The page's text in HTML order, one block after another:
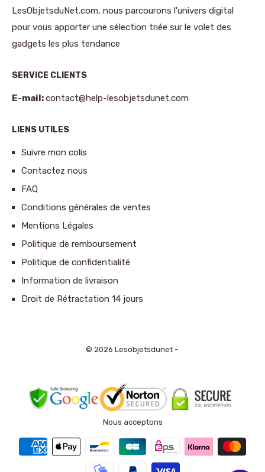
LesObjetsduNet.com, nous parcourons l'univers digital
pour vous apporter une sélection triée sur le volet des
gadgets les plus tendance
SERVICE CLIENTS
E-mail:contact@help-lesobjetsdunet.com
LIENS UTILES
Suivre mon colis
Contactez nous
FAQ
Conditions générales de ventes
Mentions Légales
Politique de remboursement
Politique de confidentialité
Information de livraison
Droit de Rétractation 14 jours
© 2026 Lesobjetsdunet -
Nous acceptons